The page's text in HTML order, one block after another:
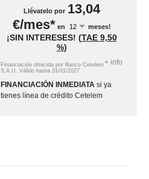
Llévatelo por 13,04
€/mes* en meses!
¡SIN INTERESES! (TAE 9,50
%)
Financiación ofrecida por Banco Cetelem
S.A.U.Válido hasta31/01/2027
+ info
FINANCIACIÓN INMEDIATA si ya
tienes línea de crédito Cetelem